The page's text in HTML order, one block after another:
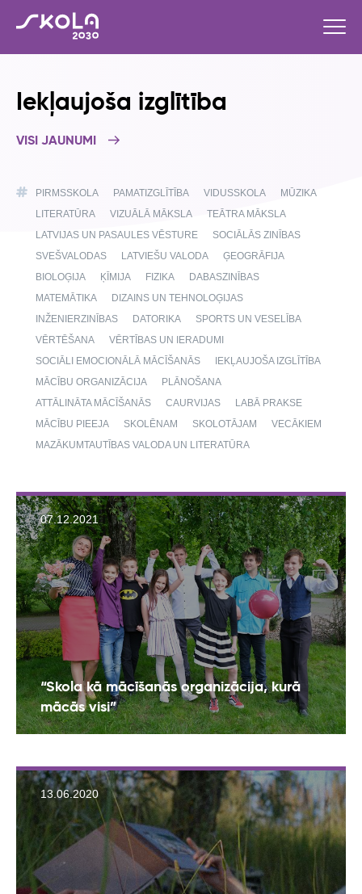
Iekļaujoša izglītība
VISI JAUNUMI
PIRMSSKOLA PAMATIZGLĪTĪBA VIDUSSKOLA
MŪZIKA
LITERATŪRA
VIZUĀLĀ MĀKSLA
TEĀTRA MĀKSLA
LATVIJAS UN PASAULES VĒSTURE
SOCIĀLĀS ZINĪBAS
SVEŠVALODAS
LATVIEŠU VALODA
ĢEOGRĀFIJA
BIOLOĢIJA
ĶĪMIJA FIZIKA
DABASZINĪBAS
MATEMĀTIKA
DIZAINS UN TEHNOLOĢIJAS
INŽENIERZINĪBAS
DATORIKA
SPORTS UN VESELĪBA
VĒRTĒŠANA
VĒRTĪBAS UN IERADUMI
SOCIĀLI EMOCIONĀLĀ MĀCĪŠANĀS
IEKĻAUJOŠA IZGLĪTĪBA
MĀCĪBU ORGANIZĀCIJA
PLĀNOŠANA
ATTĀLINĀTA MĀCĪŠANĀS
CAURVIJAS
LABĀ PRAKSE
MĀCĪBU PIEEJA
SKOLĒNAM SKOLOTĀJAM
VECĀKIEM
MAZĀKUMTAUTĪBAS VALODA UN LITERATŪRA
07.12.2021
“Skola kā mācīšanās organizācija, kurā
mācās visi”
13.06.2020